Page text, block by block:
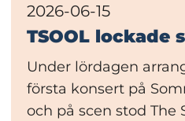
2026-06-15
TSOOL lockade
Under lördagen
första konsert på
och på scen stod The